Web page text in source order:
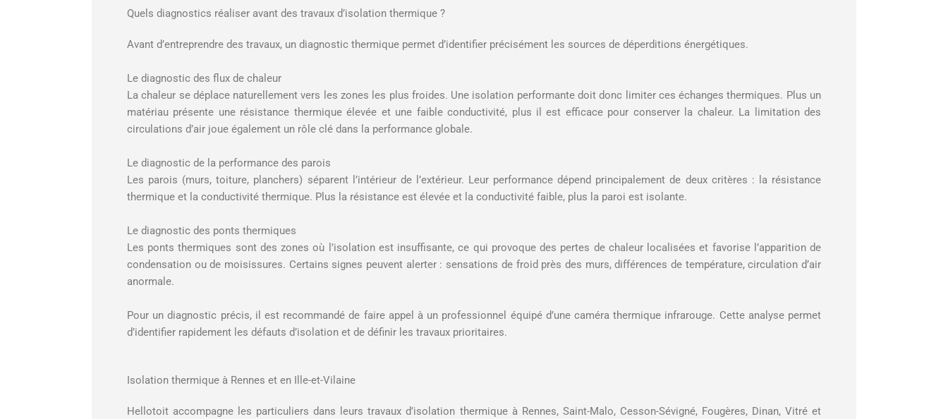
Quels diagnostics réaliser avant des travaux d’isolation thermique ?
Avant d’entreprendre des travaux, un diagnostic thermique permet d’identifier précisément les sources de déperditions énergétiques.
Le diagnostic des flux de chaleur
La chaleur se déplace naturellement vers les zones les plus froides. Une isolation performante doit donc limiter ces échanges thermiques. Plus un
matériau présente une résistance thermique élevée et une faible conductivité, plus il est efficace pour conserver la chaleur. La limitation des
circulations d’air joue également un rôle clé dans la performance globale.
Le diagnostic de la performance des parois
Les parois (murs, toiture, planchers) séparent l’intérieur de l’extérieur. Leur performance dépend principalement de deux critères : la résistance
thermique et la conductivité thermique. Plus la résistance est élevée et la conductivité faible, plus la paroi est isolante.
Le diagnostic des ponts thermiques
Les ponts thermiques sont des zones où l’isolation est insuffisante, ce qui provoque des pertes de chaleur localisées et favorise l’apparition de
condensation ou de moisissures. Certains signes peuvent alerter : sensations de froid près des murs, différences de température, circulation d’air
anormale.
Pour un diagnostic précis, il est recommandé de faire appel à un professionnel équipé d’une caméra thermique infrarouge. Cette analyse permet
d’identifier rapidement les défauts d’isolation et de définir les travaux prioritaires.
Isolation thermique à Rennes et en Ille-et-Vilaine
Hellotoit accompagne les particuliers dans leurs travaux d’isolation thermique à Rennes, Saint-Malo, Cesson-Sévigné, Fougères, Dinan, Vitré et